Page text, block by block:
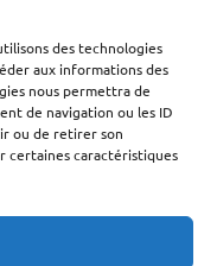
des technologies
aux informations des
nous permettra de
de navigation ou les ID
ou de retirer son
certaines caractéristiques
?